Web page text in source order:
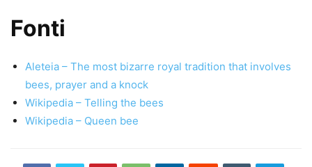
Fonti
Aleteia – The most bizarre royal tradition that involves
bees, prayer and a knock
Wikipedia – Telling the bees
Wikipedia – Queen bee